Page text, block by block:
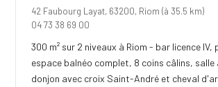
42 Faubourg Layat, 63200, Riom(à 35.5 km)
04 73 38 69 00
300 m² sur 2 niveaux à Riom - bar licence IV,
espace balnéo complet, 8 coins câlins, salle
donjon avec croix Saint-André et cheval